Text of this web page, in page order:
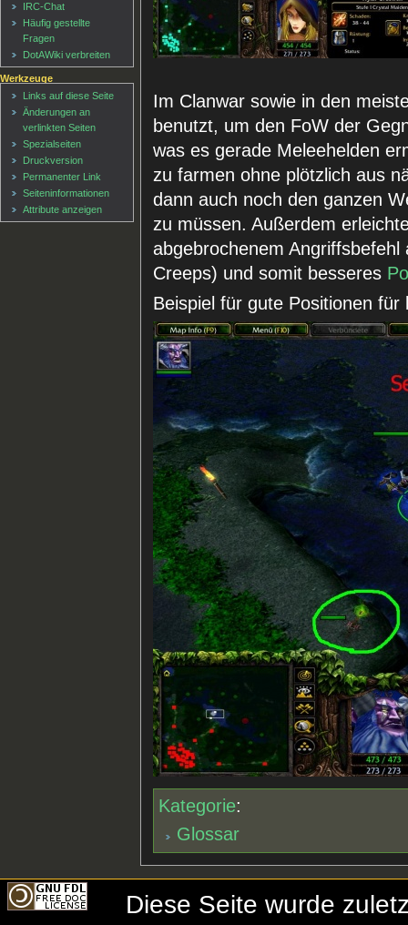
Im Clanwar sowie in den
benutzt, um den FoW der
was es gerade Meleehelden
zu farmen ohne plötzlich aus
dann auch noch den ganzen
zu müssen. Außerdem
abgebrochenem
Creeps) und somit besseres
Beispiel für gute Positionen für
Kategorie:
Glossar
IRC-Chat
Häufig gestellte
Fragen
DotAWiki verbreiten
Werkzeuge
Links auf diese Seite
Änderungen an
verlinkten Seiten
Spezialseiten
Druckversion
Permanenter Link
Seiten­informationen
Attribute anzeigen
Diese Seite wurde